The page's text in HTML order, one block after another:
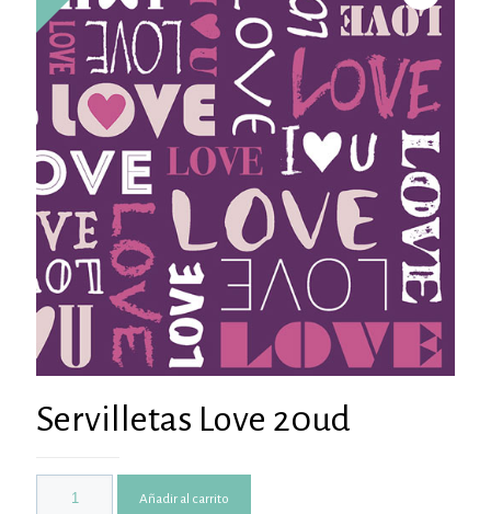
Servilletas Love 20ud
Añadir al carrito